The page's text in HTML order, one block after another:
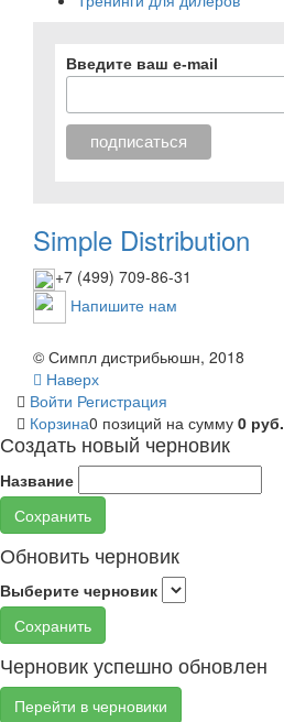
Введите ваш e-mail
Simple Distribution
+7 (499) 709-86-31
Напишите нам
© Симпл дистрибьюшн, 2018
Наверх
Войти Регистрация
Корзина0 позиций на сумму 0 руб.
Создать новый черновик
Название
Сохранить
Обновить черновик
Выберите черновик
Сохранить
Черновик успешно обновлен
Перейти в черновики